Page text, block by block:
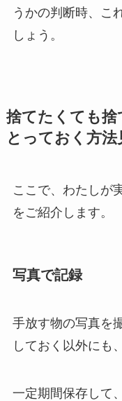
うかの判断時、こ
しょう。
捨てたくても捨
とっておく方
ここで、わたしが
をご紹介します。
写真で記録
手放す物の写真を
しておく以外にも
一定期間保存して